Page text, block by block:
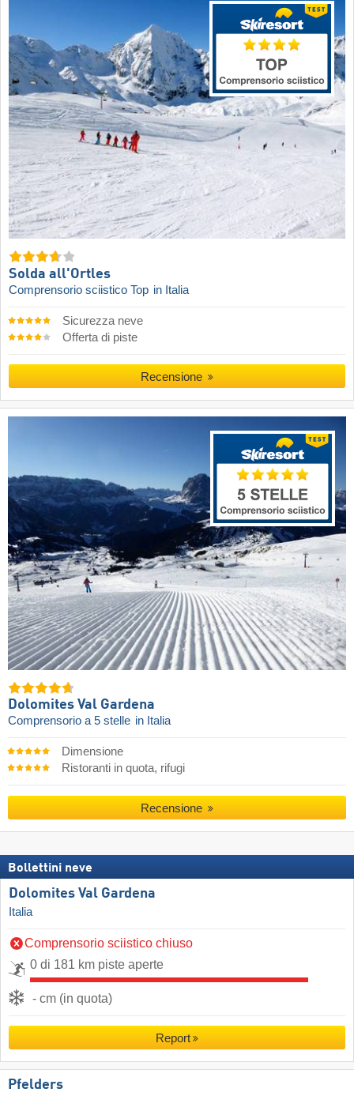
Solda all'Ortles
Comprensorio sciistico Top in Italia
Sicurezza neve
Offerta di piste
Recensione
Dolomites Val Gardena
Comprensorio a 5 stelle in Italia
Dimensione
Ristoranti in quota, rifugi
Recensione
Bollettini neve
Dolomites Val Gardena
Italia
Comprensorio sciistico chiuso
0 di 181 km piste aperte
- cm (in quota)
Report
Pfelders